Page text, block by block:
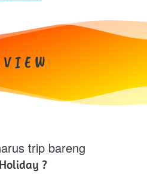
V I E W
trip bareng
?